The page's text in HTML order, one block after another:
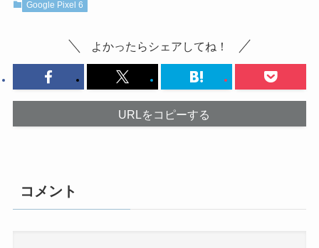
Google Pixel 6
よかったらシェアしてね！
URLをコピーする
コメント